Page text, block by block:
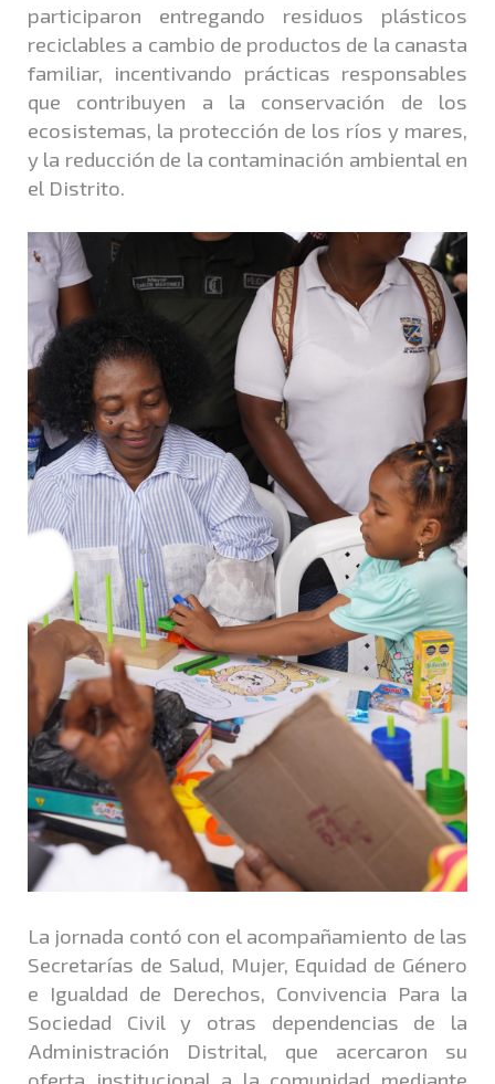
participaron entregando residuos plásticos
reciclables a cambio de productos de la canasta
familiar, incentivando prácticas responsables
que contribuyen a la conservación de los
ecosistemas, la protección de los ríos y mares,
y la reducción de la contaminación ambiental en
el Distrito.
La jornada contó con el acompañamiento de las
Secretarías de Salud, Mujer, Equidad de Género
e Igualdad de Derechos, Convivencia Para la
Sociedad Civil y otras dependencias de la
Administración Distrital, que acercaron su